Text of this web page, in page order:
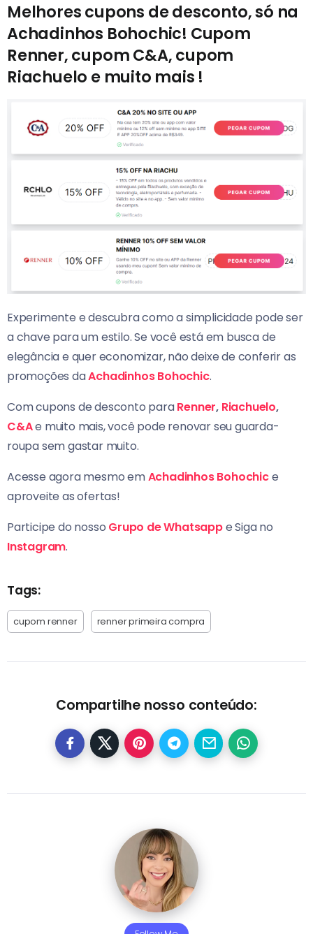
Melhores cupons de desconto, só na
Achadinhos Bohochic! Cupom
Renner, cupom C&A, cupom
Riachuelo e muito mais !
Experimente e descubra como a simplicidade pode ser
a chave para um estilo. Se você está em busca de
elegância e quer economizar, não deixe de conferir as
promoções daAchadinhos Bohochic.
Com cupons de desconto paraRenner, Riachuelo,
C&Ae muito mais, você pode renovar seu guarda-
roupa sem gastar muito.
Acesse agora mesmo emAchadinhos Bohochice
aproveite as ofertas!
Participe do nosso Grupo de Whatsappe Siga no
Instagram.
Tags:
cupom renner renner primeira compra
Compartilhe nosso conteúdo: